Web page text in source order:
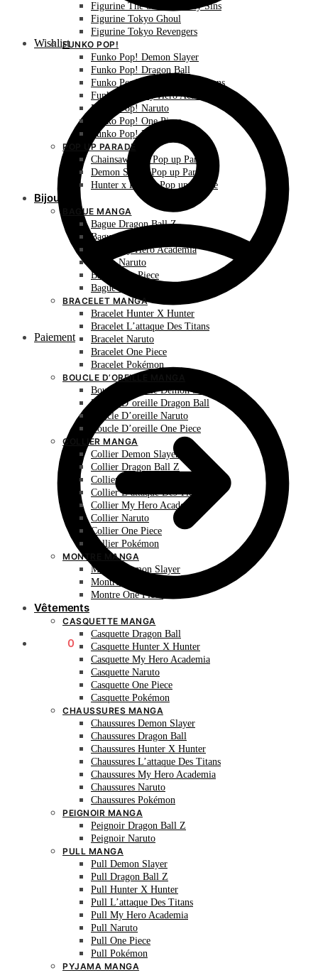
Wishlist
Paiement
0
Figurine The Seven Deadly Sins
Figurine Tokyo Ghoul
Figurine Tokyo Revengers
FUNKO POP!
Funko Pop! Demon Slayer
Funko Pop! Dragon Ball
Funko Pop! L’Attaque des Titans
Funko Pop! My Hero Academia
Funko Pop! Naruto
Funko Pop! One Piece
Funko Pop! Pokémon
POP UP PARADE
Chainsaw Man Pop up Parade
Demon Slayer Pop up Parade
Hunter x Hunter Pop up Parade
Bijoux
BAGUE MANGA
Bague Dragon Ball Z
Bague Hunter X Hunter
Bague My Hero Academia
Bague Naruto
Bague One Piece
Bague Pokémon
BRACELET MANGA
Bracelet Hunter X Hunter
Bracelet L’attaque Des Titans
Bracelet Naruto
Bracelet One Piece
Bracelet Pokémon
BOUCLE D’OREILLE MANGA
Boucle D’oreille Demon Slayer
Boucle D’oreille Dragon Ball
Boucle D’oreille Naruto
Boucle D’oreille One Piece
COLLIER MANGA
Collier Demon Slayer
Collier Dragon Ball Z
Collier Hunter X Hunter
Collier L’attaque Des Titans
Collier My Hero Academia
Collier Naruto
Collier One Piece
Collier Pokémon
MONTRE MANGA
Montre Demon Slayer
Montre Naruto
Montre One Piece
Vêtements
CASQUETTE MANGA
Casquette Dragon Ball
Casquette Hunter X Hunter
Casquette My Hero Academia
Casquette Naruto
Casquette One Piece
Casquette Pokémon
CHAUSSURES MANGA
Chaussures Demon Slayer
Chaussures Dragon Ball
Chaussures Hunter X Hunter
Chaussures L’attaque Des Titans
Chaussures My Hero Academia
Chaussures Naruto
Chaussures Pokémon
PEIGNOIR MANGA
Peignoir Dragon Ball Z
Peignoir Naruto
PULL MANGA
Pull Demon Slayer
Pull Dragon Ball Z
Pull Hunter X Hunter
Pull L’attaque Des Titans
Pull My Hero Academia
Pull Naruto
Pull One Piece
Pull Pokémon
PYJAMA MANGA